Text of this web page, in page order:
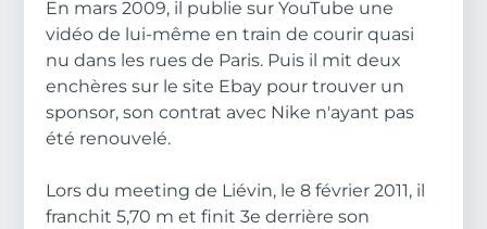
En mars 2009, il publie sur YouTube une
vidéo de lui-même en train de courir quasi
nu dans les rues de Paris. Puis il mit deux
enchères sur le site Ebay pour trouver un
sponsor, son contrat avec Nike n'ayant pas
été renouvelé.
Lors du meeting de Liévin, le 8 février 2011, il
franchit 5,70 m et finit 3e derrière son